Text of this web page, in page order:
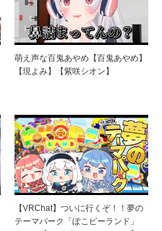
萌え声な百鬼あやめ【百鬼あやめ】
【現よみ】【紫咲シオン】
【VRChat】ついに行くぞ！！夢の
テーマパーク「ぽこピーランド」